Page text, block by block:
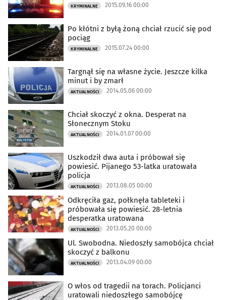
KRYMINALNE 2015.09.16 00:00
Po kłótni z byłą żoną chciał rzucić się pod
pociąg
KRYMINALNE 2015.07.24 00:00
Targnął się na własne życie. Jeszcze kilka
minut i by zmarł
AKTUALNOŚCI 2014.05.06 00:00
Chciał skoczyć z okna. Desperat na
Słonecznym Stoku
AKTUALNOŚCI 2014.01.07 00:00
Uszkodził dwa auta i próbował się
powiesić. Pijanego 53-latka uratowała
policja
AKTUALNOŚCI 2013.08.05 00:00
Odkręciła gaz, połknęła tableteki i
próbowała się powiesić. 28-letnia
desperatka uratowana
AKTUALNOŚCI 2013.05.20 00:00
Ul. Swobodna. Niedoszły samobójca chciał
skoczyć z balkonu
AKTUALNOŚCI 2013.04.09 00:00
O włos od tragedii na torach. Policjanci
uratowali niedoszłego samobójcę